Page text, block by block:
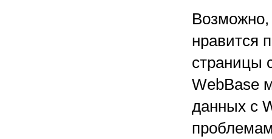
нравится
страницы
WebBase
данных с